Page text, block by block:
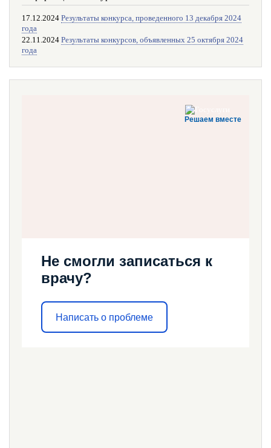
17.12.2024 Результаты конкурса, проведенного 13 декабря 2024
года
22.11.2024 Результаты конкурсов, объявленных 25 октября 2024
года
Решаем вместе
Не смогли записаться к
врачу?
Написать о проблеме